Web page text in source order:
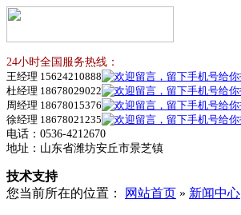
24小时全国服务热线：
王经理 15624210888
杜经理 18678029022
周经理 18678015376
徐经理 18678021235
电话：0536-4212670
地址：山东省潍坊安丘市景芝镇
技术支持
您当前所在的位置：
网站首页 » 新闻中心